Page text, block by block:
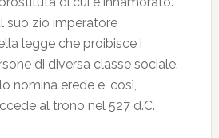
suo zio imperatore
legge che proibisce i
di diversa classe sociale.
nomina erede e, così,
al trono nel 527 d.C.